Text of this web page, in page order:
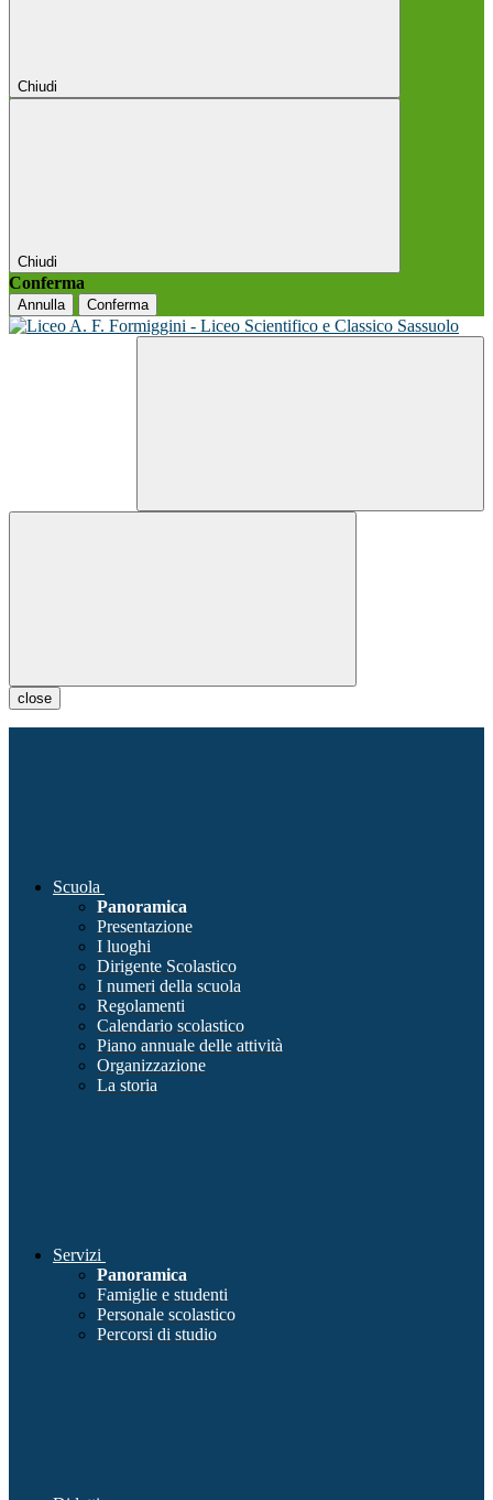
Chiudi
Chiudi
Conferma
Annulla Conferma
close
Scuola
Panoramica
Presentazione
I luoghi
Dirigente Scolastico
I numeri della scuola
Regolamenti
Calendario scolastico
Piano annuale delle attività
Organizzazione
La storia
Servizi
Panoramica
Famiglie e studenti
Personale scolastico
Percorsi di studio